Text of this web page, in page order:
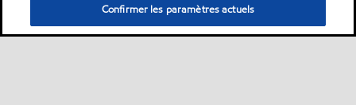
Confirmer les paramètres actuels